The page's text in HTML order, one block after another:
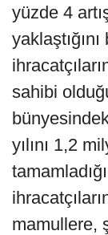
yüzde 4
sahibi
yılını 1,2
mamullere,